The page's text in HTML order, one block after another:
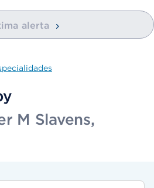
alerta
M Slavens,